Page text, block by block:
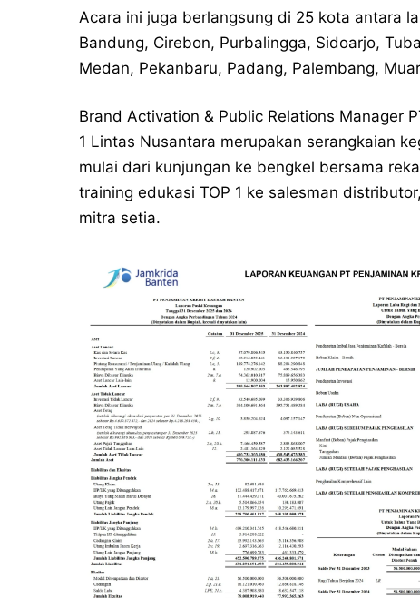
Acara ini juga berlangsung di 25 kota antara
Bandung, Cirebon, Purbalingga, Sidoarjo,
Medan, Pekanbaru, Padang, Palembang,
Brand Activation & Public Relations Manager
1 Lintas Nusantara merupakan serangkaian
mulai dari kunjungan ke bengkel bersama
training edukasi TOP 1 ke salesman
mitra setia.